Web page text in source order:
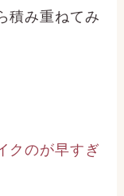
積み重ねてみ
クのが早すぎ